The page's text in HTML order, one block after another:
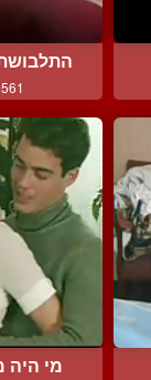
3561
מי היה